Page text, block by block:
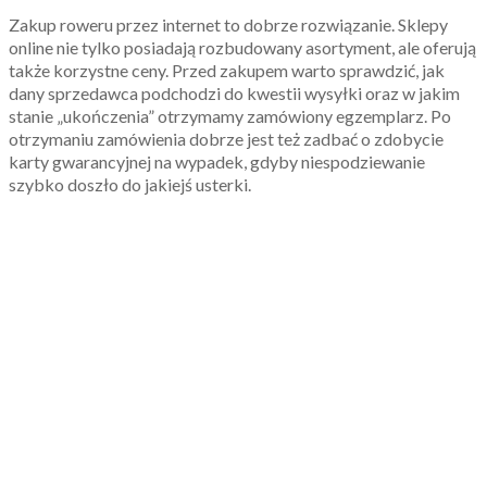
Zakup roweru przez internet to dobrze rozwiązanie. Sklepy
online nie tylko posiadają rozbudowany asortyment, ale oferują
także korzystne ceny. Przed zakupem warto sprawdzić, jak
dany sprzedawca podchodzi do kwestii wysyłki oraz w jakim
stanie „ukończenia” otrzymamy zamówiony egzemplarz. Po
otrzymaniu zamówienia dobrze jest też zadbać o zdobycie
karty gwarancyjnej na wypadek, gdyby niespodziewanie
szybko doszło do jakiejś usterki.